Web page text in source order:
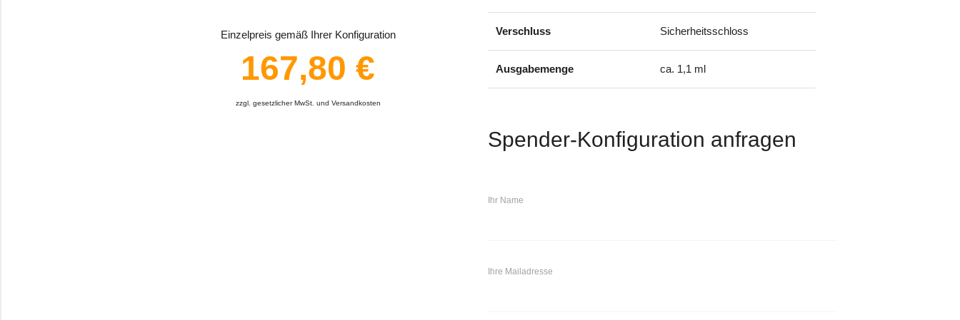
Einzelpreis gemäß Ihrer Konfiguration
167,80 €
zzgl. gesetzlicher MwSt. und Versandkosten
Verschluss Sicherheitsschloss
Ausgabemenge ca. 1,1 ml
Spender-Konfiguration anfragen
Ihr Name
Ihre Mailadresse